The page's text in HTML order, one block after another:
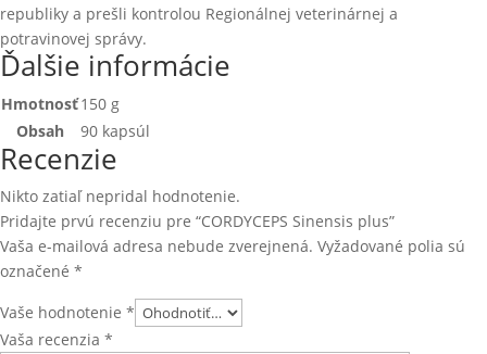
republiky a prešli kontrolou Regionálnej veterinárnej a
potravinovej správy.
Ďalšie informácie
Hmotnosť150 g
Obsah
90 kapsúl
Recenzie
Nikto zatiaľ nepridal hodnotenie.
Pridajte prvú recenziu pre “CORDYCEPS Sinensis plus”
Vaša e-mailová adresa nebude zverejnená. Vyžadované polia sú
označené *
Vaše hodnotenie *
Vaša recenzia *